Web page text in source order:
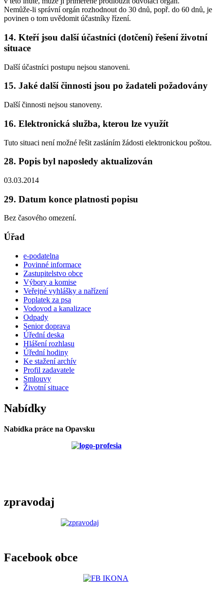
Nemůže-li správní orgán rozhodnout do 30 dnů, popř. do 60 dnů, je
povinen o tom uvědomit účastníky řízení.
14. Kteří jsou další účastníci (dotčení) řešení životní
situace
Další účastníci postupu nejsou stanoveni.
15. Jaké další činnosti jsou po žadateli požadovány
Další činnosti nejsou stanoveny.
16. Elektronická služba, kterou lze využít
Tuto situaci není možné řešit zasláním žádosti elektronickou poštou.
28. Popis byl naposledy aktualizován
03.03.2014
29. Datum konce platnosti popisu
Bez časového omezení.
Úřad
e-podatelna
Povinné informace
Zastupitelstvo obce
Výbory a komise
Veřejné vyhlášky a nařízení
Poplatek za psa
Vodovod a kanalizace
Odpady
Senior doprava
Úřední deska
Hlášení rozhlasu
Úřední hodiny
Ke stažení archív
Profil zadavatele
Smlouvy
Životní situace
Nabídky
Nabídka práce na Opavsku
zpravodaj
Facebook obce